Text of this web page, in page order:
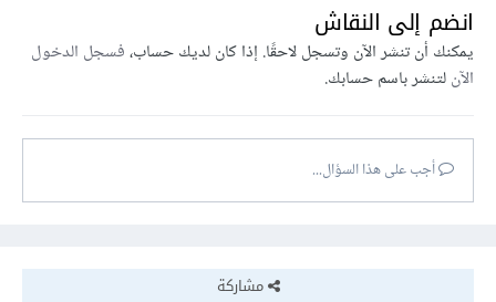
انضم إلى النقاش
يمكنك أن تنشر الآن وتسجل لاحقًا. إذا كان لديك حساب،فسجل الدخول
الآنلتنشر باسم حسابك.
أجب على هذا السؤال...
مشاركة